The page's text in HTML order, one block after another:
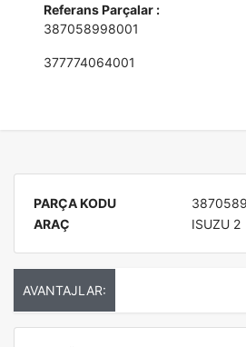
Referans Parçalar :
387058998001
377774064001
PARÇA KODU
ARAÇ
ISUZU 2
AVANTAJLAR: